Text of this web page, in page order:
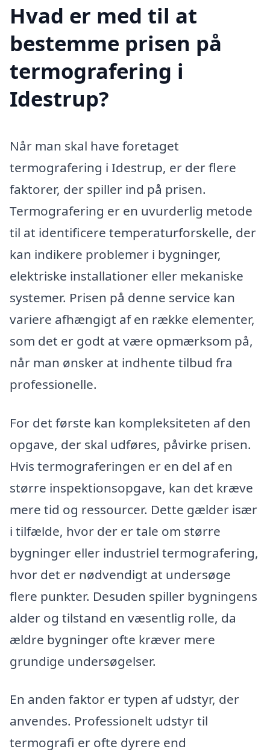
Hvad er med til at
bestemme prisen på
termografering i
Idestrup?
Når man skal have foretaget
termografering i Idestrup, er der flere
faktorer, der spiller ind på prisen.
Termografering er en uvurderlig metode
til at identificere temperaturforskelle, der
kan indikere problemer i bygninger,
elektriske installationer eller mekaniske
systemer. Prisen på denne service kan
variere afhængigt af en række elementer,
som det er godt at være opmærksom på,
når man ønsker at indhente tilbud fra
professionelle.
For det første kan kompleksiteten af den
opgave, der skal udføres, påvirke prisen.
Hvis termograferingen er en del af en
større inspektionsopgave, kan det kræve
mere tid og ressourcer. Dette gælder især
i tilfælde, hvor der er tale om større
bygninger eller industriel termografering,
hvor det er nødvendigt at undersøge
flere punkter. Desuden spiller bygningens
alder og tilstand en væsentlig rolle, da
ældre bygninger ofte kræver mere
grundige undersøgelser.
En anden faktor er typen af udstyr, der
anvendes. Professionelt udstyr til
termografi er ofte dyrere end